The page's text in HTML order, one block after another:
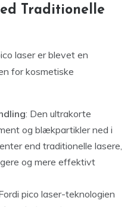
Traditionelle
laser er blevet en
for kosmetiske
: Den ultrakorte
og blækpartikler ned i
end traditionelle lasere,
og mere effektivt
pico laser-teknologien